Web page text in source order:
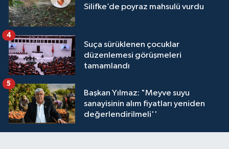
Silifke’de poyraz mahsulü vurdu
Suça sürüklenen çocuklar
düzenlemesi görüşmeleri
tamamlandı
4
Başkan Yılmaz: "Meyve suyu
sanayisinin alım fiyatları yeniden
değerlendirilmeli''
5